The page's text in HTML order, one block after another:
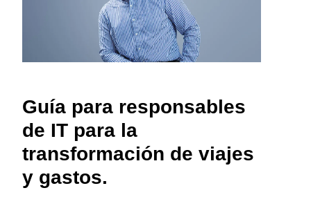
Denmark (English)
Finland (English)
España (Español)
Norway (English)
Guía para responsables
de IT para la
transformación de viajes
y gastos.